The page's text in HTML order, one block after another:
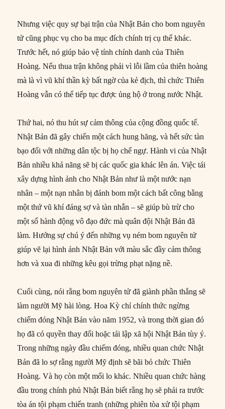
Nhưng việc quy sự bại trận của Nhật Bản cho bom nguyên
tử cũng phục vụ cho ba mục đích chính trị cụ thể khác.
Trước hết, nó giúp bảo vệ tính chính danh của Thiên
Hoàng. Nếu thua trận không phải vì lỗi lầm của thiên hoàng
mà là vì vũ khí thần kỳ bất ngờ của kẻ địch, thì chức Thiên
Hoàng vẫn có thể tiếp tục được ủng hộ ở trong nước Nhật.
Thứ hai, nó thu hút sự cảm thông của cộng đồng quốc tế.
Nhật Bản đã gây chiến một cách hung hăng, và hết sức tàn
bạo đối với những dân tộc bị họ chế ngự. Hành vi của Nhật
Bản nhiều khả năng sẽ bị các quốc gia khác lên án. Việc tái
xây dựng hình ảnh cho Nhật Bản như là một nước nạn
nhân – một nạn nhân bị đánh bom một cách bất công bằng
một thứ vũ khí đáng sợ và tàn nhẫn – sẽ giúp bù trừ cho
một số hành động vô đạo đức mà quân đội Nhật Bản đã
làm. Hướng sự chú ý đến những vụ ném bom nguyên tử
giúp vẽ lại hình ảnh Nhật Bản với màu sắc đầy cảm thông
hơn và xua đi những kêu gọi trừng phạt nặng nề.
Cuối cùng, nói rằng bom nguyên tử đã giành phần thắng sẽ
làm người Mỹ hài lòng. Hoa Kỳ chỉ chính thức ngừng
chiếm đóng Nhật Bản vào năm 1952, và trong thời gian đó
họ đã có quyền thay đổi hoặc tái lập xã hội Nhật Bản tùy ý.
Trong những ngày đầu chiếm đóng, nhiều quan chức Nhật
Bản đã lo sợ rằng người Mỹ định sẽ bãi bỏ chức Thiên
Hoàng. Và họ còn một mối lo khác. Nhiều quan chức hàng
đầu trong chính phủ Nhật Bản biết rằng họ sẽ phải ra trước
tòa án tội phạm chiến tranh (những phiên tòa xử tội phạm